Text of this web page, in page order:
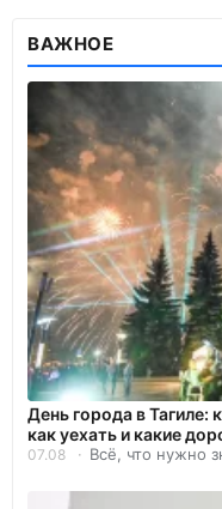
ВАЖНОЕ
День города в Тагиле:
как уехать и какие
07.08 Всё, что нужно